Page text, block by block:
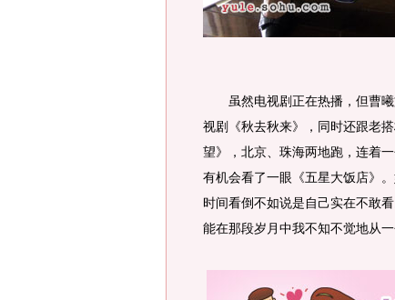
虽然电视剧正在热播，但曹曦
视剧《秋去秋来》，同时还跟老
望》，北京、珠海两地跑，连着
有机会看了一眼《五星大饭店》
时间看倒不如说是自己实在不敢
能在那段岁月中我不知不觉地从